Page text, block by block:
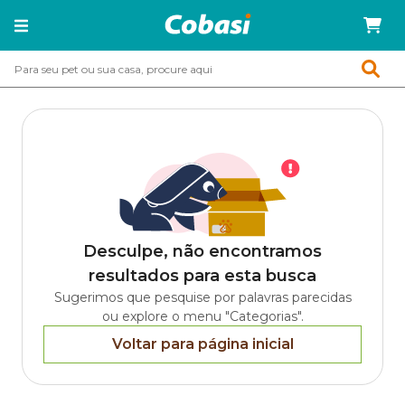
Desculpe, não encontramos
resultados para esta busca
Sugerimos que pesquise por palavras parecidas
ou explore o menu "Categorias".
Voltar para página inicial